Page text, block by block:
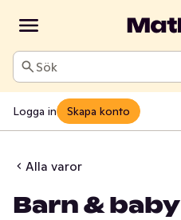
Sök
Logga in Skapa konto
Alla varor
Barn & baby